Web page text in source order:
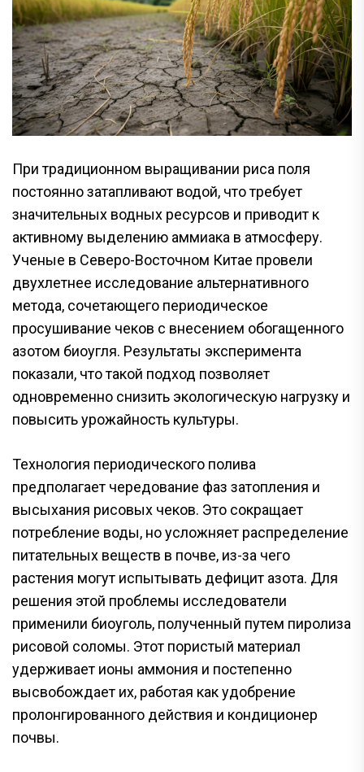
При традиционном выращивании риса поля
постоянно затапливают водой, что требует
значительных водных ресурсов и приводит к
активному выделению аммиака в атмосферу.
Ученые в Северо-Восточном Китае провели
двухлетнее исследование альтернативного
метода, сочетающего периодическое
просушивание чеков с внесением обогащенного
азотом биоугля. Результаты эксперимента
показали, что такой подход позволяет
одновременно снизить экологическую нагрузку и
повысить урожайность культуры.
Технология периодического полива
предполагает чередование фаз затопления и
высыхания рисовых чеков. Это сокращает
потребление воды, но усложняет распределение
питательных веществ в почве, из-за чего
растения могут испытывать дефицит азота. Для
решения этой проблемы исследователи
применили биоуголь, полученный путем пиролиза
рисовой соломы. Этот пористый материал
удерживает ионы аммония и постепенно
высвобождает их, работая как удобрение
пролонгированного действия и кондиционер
почвы.